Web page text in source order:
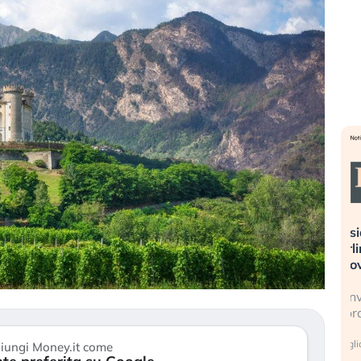
Money.it come
più
sta
Russia e Cina pronti a spegnere
Starlink. Gli investitori stanno
sottovalutando il rischio?
ignorare il rischio geopolitico: il (…)
17 luglio 2026